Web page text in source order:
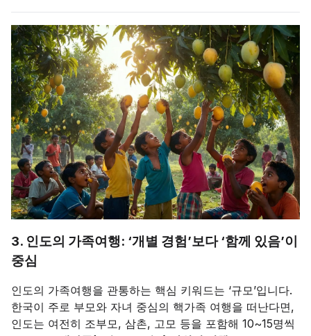
3. 인도의 가족여행: ‘개별 경험’보다 ‘함께 있음’이
중심
인도의 가족여행을 관통하는 핵심 키워드는 ‘규모’입니다.
한국이 주로 부모와 자녀 중심의 핵가족 여행을 떠난다면,
인도는 여전히 조부모, 삼촌, 고모 등을 포함해 10~15명씩